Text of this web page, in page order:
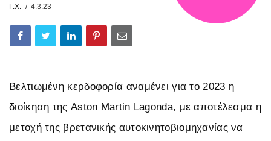
Γ.Χ. 4.3.23
Βελτιωμένη κερδοφορία αναμένει για το 2023 η
διοίκηση της Aston Martin Lagonda, με αποτέλεσμα η
μετοχή της βρετανικής αυτοκινητοβιομηχανίας να